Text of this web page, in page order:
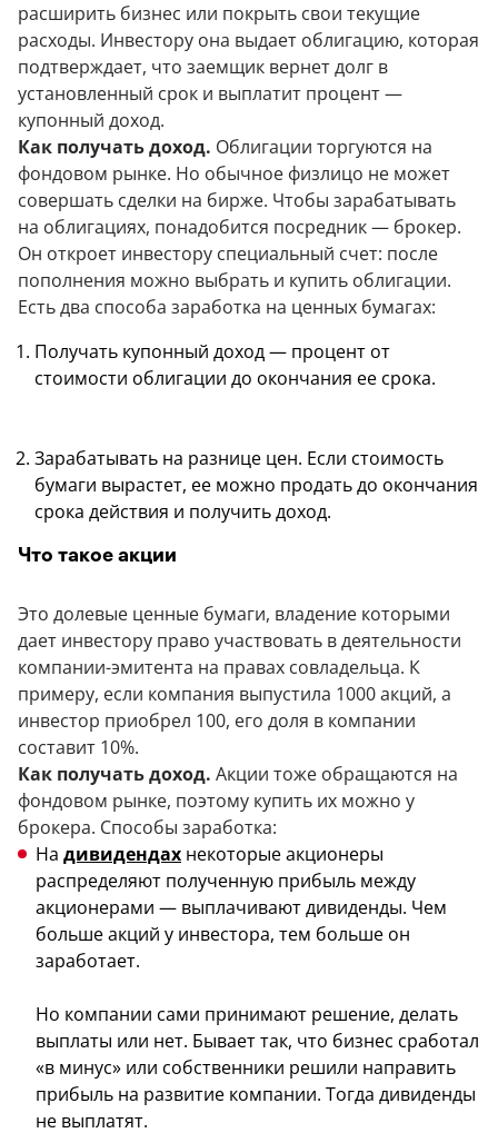
расширить бизнес или покрыть свои текущие
расходы. Инвестору она выдает облигацию, которая
подтверждает, что заемщик вернет долг в
установленный срок и выплатит процент —
купонный доход.
Как получать доход. Облигации торгуются на
фондовом рынке. Но обычное физлицо не может
совершать сделки на бирже. Чтобы зарабатывать
на облигациях, понадобится посредник — брокер.
Он откроет инвестору специальный счет: после
пополнения можно выбрать и купить облигации.
Есть два способа заработка на ценных бумагах:
Получать купонный доход — процент от
стоимости облигации до окончания ее срока.
Зарабатывать на разнице цен. Если стоимость
бумаги вырастет, ее можно продать до окончания
срока действия и получить доход.
Что такое акции
Это долевые ценные бумаги, владение которыми
дает инвестору право участвовать в деятельности
компании-эмитента на правах совладельца. К
примеру, если компания выпустила 1000 акций, а
инвестор приобрел 100, его доля в компании
составит 10%.
Как получать доход. Акции тоже обращаются на
фондовом рынке, поэтому купить их можно у
брокера. Способы заработка:
На дивидендах некоторые акционеры
распределяют полученную прибыль между
акционерами — выплачивают дивиденды. Чем
больше акций у инвестора, тем больше он
заработает.
Но компании сами принимают решение, делать
выплаты или нет. Бывает так, что бизнес сработал
«в минус» или собственники решили направить
прибыль на развитие компании. Тогда дивиденды
не выплатят.